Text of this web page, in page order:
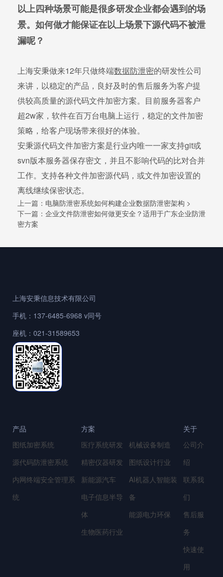
以上四种场景可能是很多研发企业都会遇到的场
景。如何做才能保证在以上场景下源代码不被泄
漏呢？
上海安秉做来12年只做终端数据防泄密的研发性公司
来讲，以稳定的产品，良好及时的售后服务为客户提
供较高质量的源代码文件加密方案。目前服务器客户
超2w家，软件在百万台电脑上运行，稳定的文件加密
策略，给客户现场带来很好的体验。
安秉源代码文件加密方案是行业内唯一一家支持git或
svn版本服务器保存密文，并且不影响代码的比对合并
工作。支持各种文件加密源代码，或文件加密设置的
离线继续保密状态。
上一篇： 电脑防泄密系统如何构建企业数据防泄密架构 >
下一篇： 企业文件防泄密如何做更安全？适用于广东企业防泄
密方案
上海安秉信息技术有限公司
手机：137-6485-6968 v同号
座机：021-31589653
产品
图纸加密系统
源代码防泄密系统
内网终端安全管理系
统
方案
医疗系统研发
精密仪器研发
新能源汽车
电子信息半导
体
生物医药行业
机械设备制造
图纸设计行业
AI机器人智能装
备
能源电力环保
关于
公司介
绍
联系我
们
售后服
务
快速使
用